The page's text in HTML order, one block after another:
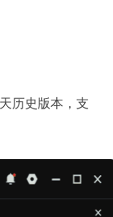
历史版本，支